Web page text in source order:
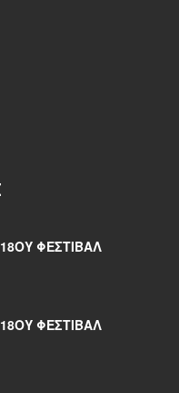
ΦΕΣΤΙΒΆΛ
ΦΕΣΤΙΒΆΛ